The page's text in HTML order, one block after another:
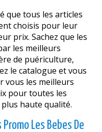
que tous les articles
choisis pour leur
prix. Sachez que les
les meilleurs
de puériculture,
le catalogue et vous
vous les meilleurs
pour toutes les
haute qualité.
Les Bebes De